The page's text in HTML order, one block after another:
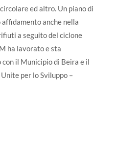
ed altro. Un piano di
anche nella
a seguito del ciclone
ha lavorato e sta
il Municipio di Beira e il
per lo Sviluppo –